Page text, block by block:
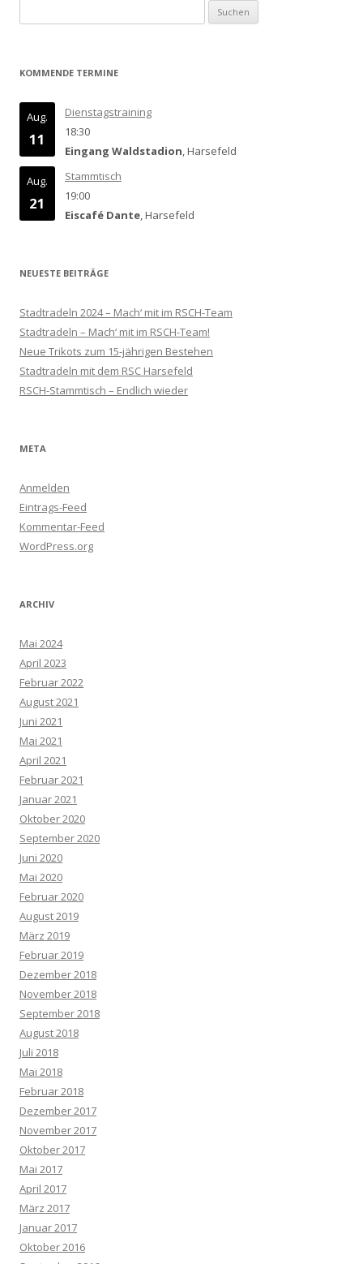
nach:
KOMMENDE TERMINE
Aug.
11
Dienstagstraining
18:30
Eingang Waldstadion, Harsefeld
Aug.
21
Stammtisch
19:00
Eiscafé Dante, Harsefeld
NEUESTE BEITRÄGE
Stadtradeln 2024 – Mach‘ mit im RSCH-Team
Stadtradeln – Mach‘ mit im RSCH-Team!
Neue Trikots zum 15-jährigen Bestehen
Stadtradeln mit dem RSC Harsefeld
RSCH-Stammtisch – Endlich wieder
META
Anmelden
Eintrags-Feed
Kommentar-Feed
WordPress.org
ARCHIV
Mai 2024
April 2023
Februar 2022
August 2021
Juni 2021
Mai 2021
April 2021
Februar 2021
Januar 2021
Oktober 2020
September 2020
Juni 2020
Mai 2020
Februar 2020
August 2019
März 2019
Februar 2019
Dezember 2018
November 2018
September 2018
August 2018
Juli 2018
Mai 2018
Februar 2018
Dezember 2017
November 2017
Oktober 2017
Mai 2017
April 2017
März 2017
Januar 2017
Oktober 2016